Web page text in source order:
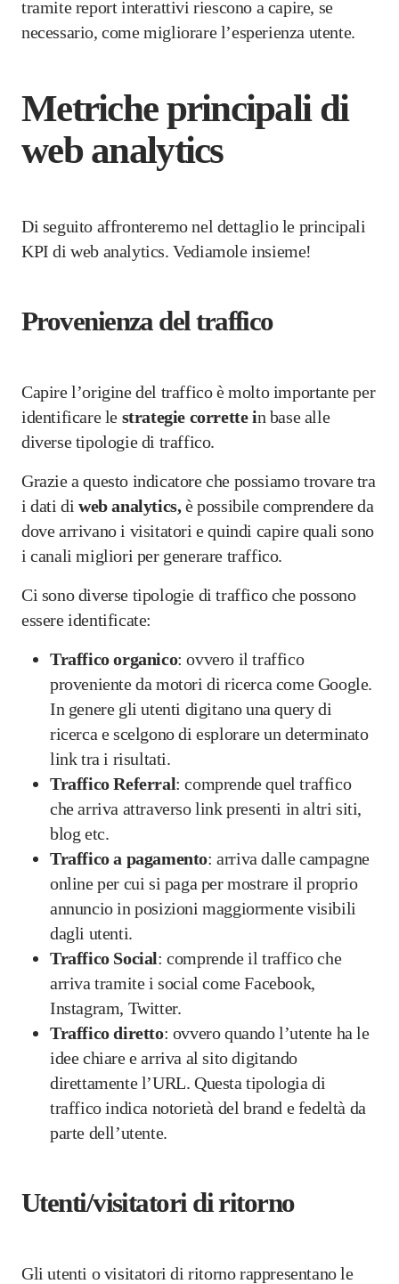
tramite report interattivi riescono a capire, se
necessario, come migliorare l’esperienza utente.
Metriche principali di
web analytics
Di seguito affronteremo nel dettaglio le principali
KPI di web analytics. Vediamole insieme!
Provenienza del traffico
Capire l’origine del traffico è molto importante per
identificare le strategie corrette in base alle
diverse tipologie di traffico.
Grazie a questo indicatore che possiamo trovare tra
i dati di web analytics,è possibile comprendere da
dove arrivano i visitatori e quindi capire quali sono
i canali migliori per generare traffico.
Ci sono diverse tipologie di traffico che possono
essere identificate:
Traffico organico: ovvero il traffico
proveniente da motori di ricerca come Google.
In genere gli utenti digitano una query di
ricerca e scelgono di esplorare un determinato
link tra i risultati.
Traffico Referral: comprende quel traffico
che arriva attraverso link presenti in altri siti,
blog etc.
Traffico a pagamento: arriva dalle campagne
online per cui si paga per mostrare il proprio
annuncio in posizioni maggiormente visibili
dagli utenti.
Traffico Social: comprende il traffico che
arriva tramite i social come Facebook,
Instagram, Twitter.
Traffico diretto: ovvero quando l’utente ha le
idee chiare e arriva al sito digitando
direttamente l’URL. Questa tipologia di
traffico indica notorietà del brand e fedeltà da
parte dell’utente.
Utenti/visitatori di ritorno
Gli utenti o visitatori di ritorno rappresentano le